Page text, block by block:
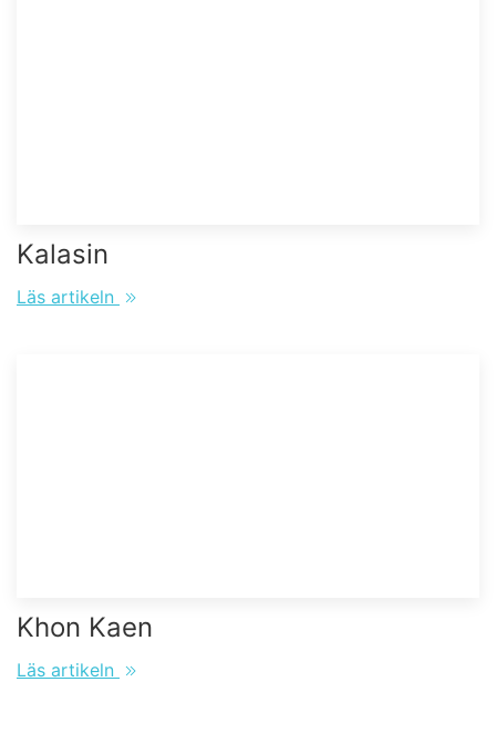
Kalasin
Läs artikeln
Khon Kaen
Läs artikeln